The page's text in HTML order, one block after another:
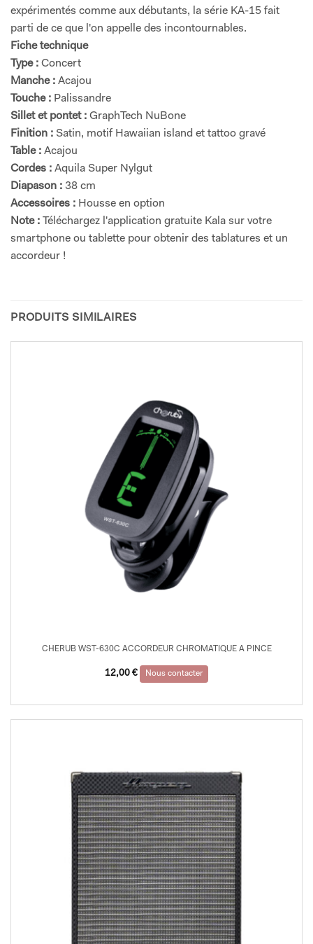
expérimentés comme aux débutants, la série KA-15 fait
parti de ce que l'on appelle des incontournables.
Fiche technique
Type : Concert
Manche : Acajou
Touche : Palissandre
Sillet et pontet : GraphTech NuBone
Finition : Satin, motif Hawaiian island et tattoo gravé
Table : Acajou
Cordes : Aquila Super Nylgut
Diapason : 38 cm
Accessoires : Housse en option
Note : Téléchargez l'application gratuite Kala sur votre
smartphone ou tablette pour obtenir des tablatures et un
accordeur !
PRODUITS SIMILAIRES
CHERUB WST-630C ACCORDEUR CHROMATIQUE A PINCE
12,00 € Nous contacter